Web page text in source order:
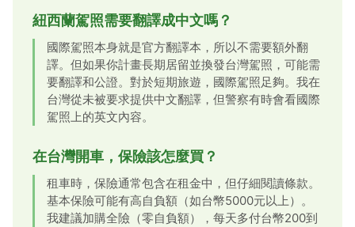
紐西蘭駕照需要翻譯成中文嗎？
國際駕照本身就是官方翻譯本，所以不需要額外翻
譯。但如果你計畫長期居留並換發台灣駕照，可能需
要翻譯和公證。對於短期旅遊，國際駕照足夠。我在
台灣從未被要求提供中文翻譯，但警察有時會看國際
駕照上的英文內容。
在台灣開車，保險該怎麼買？
租車時，保險通常包含在租金中，但仔細閱讀條款。
基本保險可能有高自負額（如台幣5000元以上）。
我建議加購全險（零自負額），每天多付台幣200到